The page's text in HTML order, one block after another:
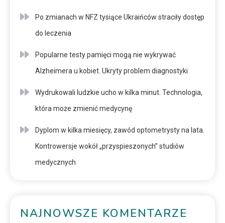
Po zmianach w NFZ tysiące Ukraińców straciły dostęp
do leczenia
Popularne testy pamięci mogą nie wykrywać
Alzheimera u kobiet. Ukryty problem diagnostyki
Wydrukowali ludzkie ucho w kilka minut. Technologia,
która może zmienić medycynę
Dyplom w kilka miesięcy, zawód optometrysty na lata.
Kontrowersje wokół „przyspieszonych” studiów
medycznych
NAJNOWSZE KOMENTARZE